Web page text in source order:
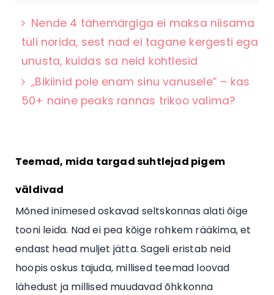
Nende 4 tähemärgiga ei maksa niisama
tüli norida, sest nad ei tagane kergesti ega
unusta, kuidas sa neid kohtlesid
„Bikiinid pole enam sinu vanusele” – kas
50+ naine peaks rannas trikoo valima?
Teemad, mida targad suhtlejad pigem
väldivad
Mõned inimesed oskavad seltskonnas alati õige
tooni leida. Nad ei pea kõige rohkem rääkima, et
endast head muljet jätta. Sageli eristab neid
hoopis oskus tajuda, millised teemad loovad
lähedust ja millised muudavad õhkkonna